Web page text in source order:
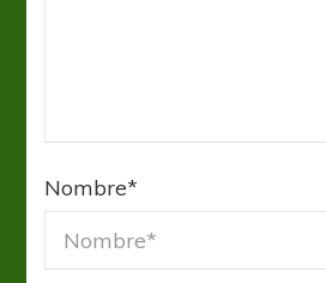
Nombre*